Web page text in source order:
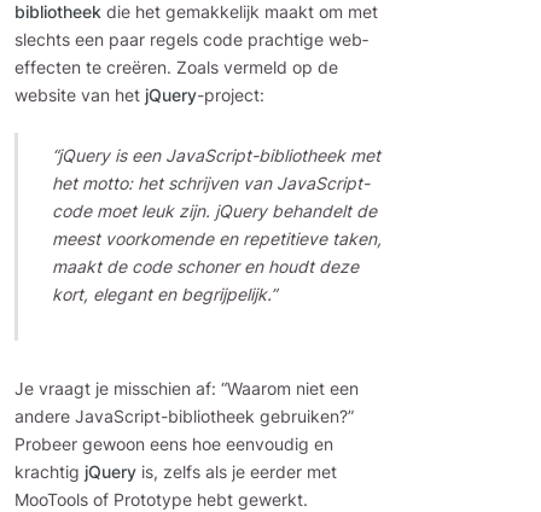
bibliotheek die het gemakkelijk maakt om met
slechts een paar regels code prachtige web­
effecten te creëren. Zoals vermeld op de
website van het jQuery-project:
“jQuery is een JavaScript-bibliotheek met
het motto: het schrijven van JavaScript-
code moet leuk zijn. jQuery behandelt de
meest voorkomende en repetitieve taken,
maakt de code schoner en houdt deze
kort, elegant en begrijpelijk.”
Je vraagt je misschien af: “Waarom niet een
andere JavaScript-bibliotheek gebruiken?”
Probeer gewoon eens hoe eenvoudig en
krachtig jQuery is, zelfs als je eerder met
MooTools of Prototype hebt gewerkt.